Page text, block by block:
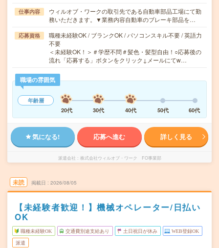
仕事内容
ウィルオブ・ワークの取引先である自動車部品工場にて勤
務いただきます。▼業務内容自動車のブレーキ部品を…
応募資格
職種未経験OK / ブランクOK / パソコンスキル不要 / 英語力
不要
＜未経験OK！＞＃学歴不問＃髪色・髪型自由！○応募後の
流れ「応募する」ボタンをクリック↓メールにてw…
職場の雰囲気
年齢層
20代
30代 40代 50代 60代
気になる! 応募へ進む 詳しく見る
派遣会社 株式会社ウィルオブ・ワーク FO事業部
未読 掲載日 2026/08/05
【未経験者歓迎！】機械オペレーター/日払い
OK
職種未経験OK 交通費別途支給あり 土日祝日が休み WEB登録OK
派遣